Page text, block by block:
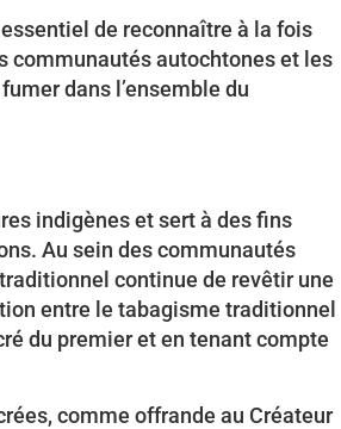
de reconnaître à la fois
communautés autochtones et les
dans l’ensemble du
indigènes et sert à des fins
Au sein des communautés
continue de revêtir une
entre le tabagisme traditionnel
du premier et en tenant compte
comme offrande au Créateur